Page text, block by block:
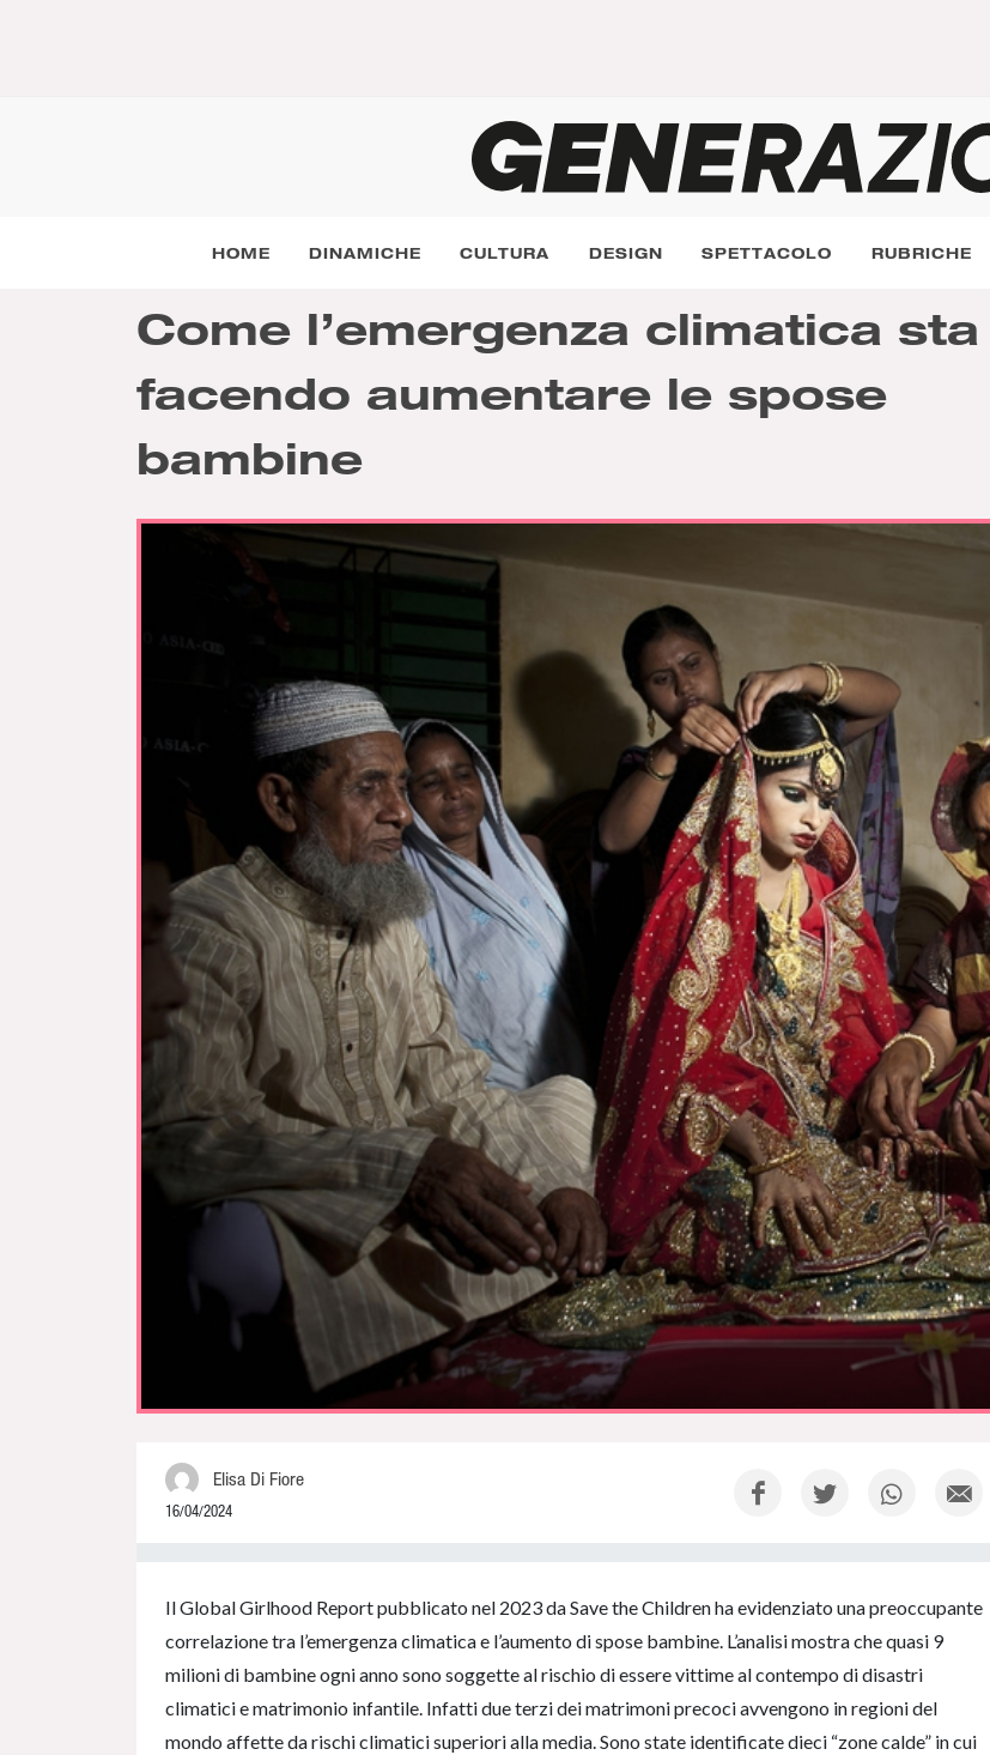
HOME DINAMICHE CULTURA DESIGN SPETTACOLO RUBRICHE
Come l’emergenza climatica sta
facendo aumentare le spose
bambine
Elisa Di Fiore
16/04/2024
Il Global Girlhood Report pubblicato nel 2023 da Save the Children ha evidenziato una preoccupante
correlazione tra l’emergenza climatica e l’aumento di spose bambine. L’analisi mostra che quasi 9
milioni di bambine ogni anno sono soggette al rischio di essere vittime al contempo di disastri
climatici e matrimonio infantile. Infatti due terzi dei matrimoni precoci avvengono in regioni del
mondo affette da rischi climatici superiori alla media. Sono state identificate dieci “zone calde” in cui